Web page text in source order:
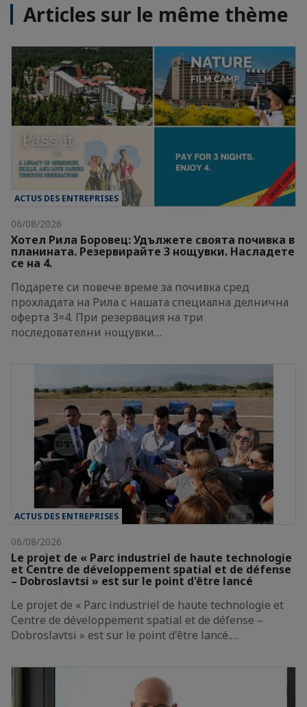
Articles sur le même thème
ACTUS DES ENTREPRISES
06/08/2026
Хотел Рила Боровец: Удължете своята почивка в
планината. Резервирайте 3 нощувки. Насладете
се на 4.
Подарете си повече време за почивка сред
прохладата на Рила с нашата специална делнична
оферта 3=4. При резервация на три
последователни нощувки…
ACTUS DES ENTREPRISES
06/08/2026
Le projet de « Parc industriel de haute technologie
et Centre de développement spatial et de défense
– Dobroslavtsi » est sur le point d'être lancé
Le projet de « Parc industriel de haute technologie et
Centre de développement spatial et de défense –
Dobroslavtsi » est sur le point d'être lancé.…